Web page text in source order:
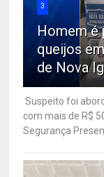
3
Homem é
queijos
de Nova
Suspeito foi
com mais de R$
Segurança